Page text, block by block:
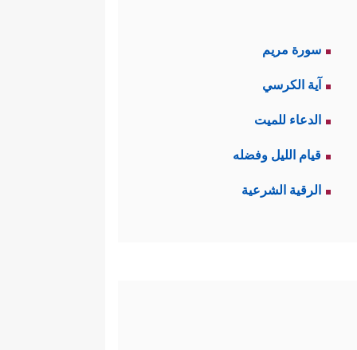
سورة مريم
آية الكرسي
الدعاء للميت
قيام الليل وفضله
الرقية الشرعية